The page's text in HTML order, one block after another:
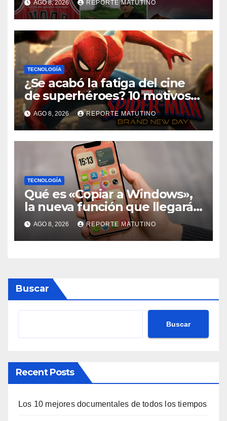
AGO 8, 2026 REPORTE MATUTINO
TECNOLOGÍA
¿Se acabó la fatiga del cine
de superhéroes? 10 motivos
por los que ‘Spider-Man:
Brand New Day» desmiente
esa teoría
AGO 8, 2026 REPORTE MATUTINO
TECNOLOGÍA
Qué es «Copiar a Windows»,
la nueva función que llegará
al iPhone solo para Europa
AGO 8, 2026 REPORTE MATUTINO
Buscar
Buscar
Recent Posts
Los 10 mejores documentales de todos los tiempos